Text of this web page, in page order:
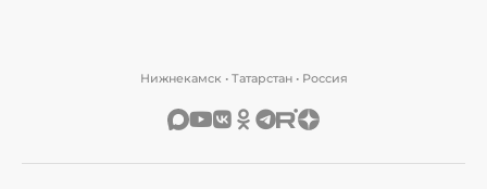
Нижнекамск • Татарстан • Россия